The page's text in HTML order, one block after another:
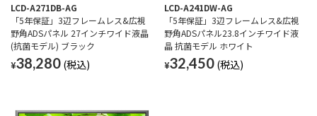
LCD-A271DB-AG
「5年保証」3辺フレームレス&広視
野角ADSパネル 27インチワイド液晶
(抗菌モデル) ブラック
¥38,280
LCD-A241DW-AG
「5年保証」3辺フレームレス&広視
野角ADSパネル23.8インチワイド液
晶 抗菌モデル ホワイト
¥32,450